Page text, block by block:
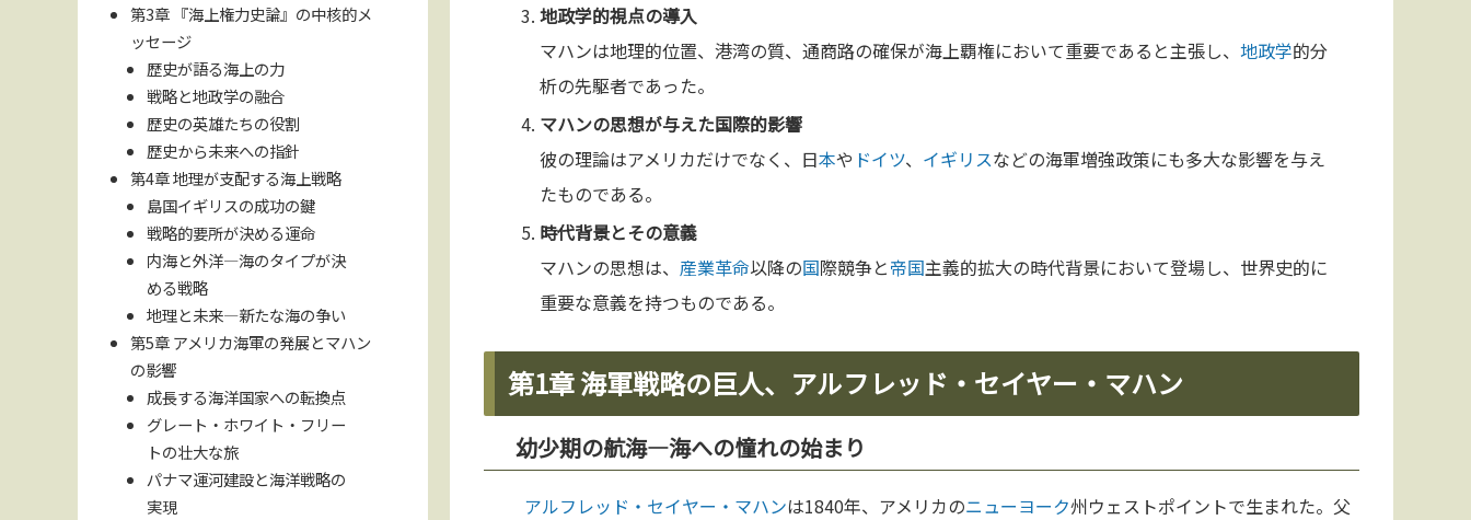
地政学的視点の導入
マハンは地理的位置、港湾の質、通商路の確保が海上覇権において重要であると主張し、地政学的分
析の先駆者であった。
マハンの思想が与えた国際的影響
彼の理論はアメリカだけでなく、日本や ドイツ、 イギリスなどの海軍増強政策にも多大な影響を与え
たものである。
時代背景とその意義
マハンの思想は、産業革命以降の国際競争と帝国主義的拡大の時代背景において登場し、世界史的に
重要な意義を持つものである。
第1章 海軍戦略の巨人、アルフレッド・セイヤー・マハン
幼少期の航海—海への憧れの始まり
アルフレッド・セイヤー・マハンは1840年、アメリカのニューヨーク州ウェストポイントで生まれた。父
第3章 『海上権力史論』の中核的メ
ッセージ
歴史が語る海上の力
戦略と地政学の融合
歴史の英雄たちの役割
歴史から未来への指針
第4章 地理が支配する海上戦略
島国イギリスの成功の鍵
戦略的要所が決める運命
内海と外洋—海のタイプが決
める戦略
地理と未来—新たな海の争い
第5章 アメリカ海軍の発展とマハン
の影響
成長する海洋国家への転換点
グレート・ホワイト・フリー
トの壮大な旅
パナマ運河建設と海洋戦略の
実現